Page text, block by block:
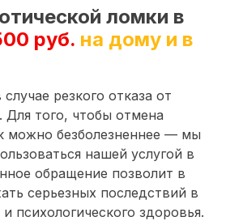
ломки в
руб. на дому и в
резкого отказа от
того, чтобы отмена
можно безболезненнее — мы
нашей услугой в
обращение позволит в
серьезных последствий в
психологического здоровья.